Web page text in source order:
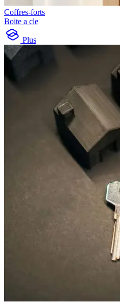
Coffres-forts
Boite a cle
Plus